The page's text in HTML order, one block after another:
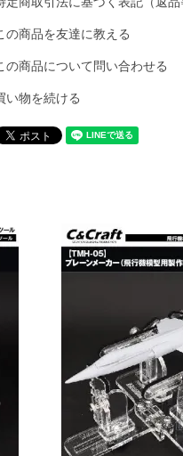
の商品を友達に教える
の商品について問い合わせる
い物を続ける